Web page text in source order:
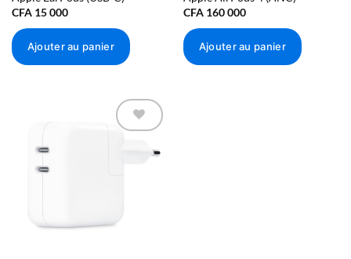
CFA15 000
Ajouter au panier
CFA160 000
Ajouter au panier
la liste